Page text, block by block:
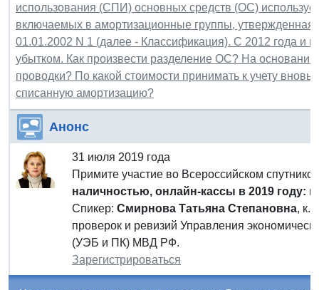
использования (СПИ) основных средств (ОС)
включаемых в амортизационные группы,
01.01.2002 N 1 (далее - Классификация). С 2012 года и
убытком. Как произвести разделение ОС? На
проводки? По какой стоимости принимать к учету
списанную амортизацию?
Анонс
31 июля 2019 года
Примите участие во Всероссийском
наличностью, онлайн-кассы в 2019 году:
Спикер: Смирнова Татьяна Степановна, к.
проверок и ревизий Управления
(УЭБ и ПК) МВД РФ.
Зарегистрироваться